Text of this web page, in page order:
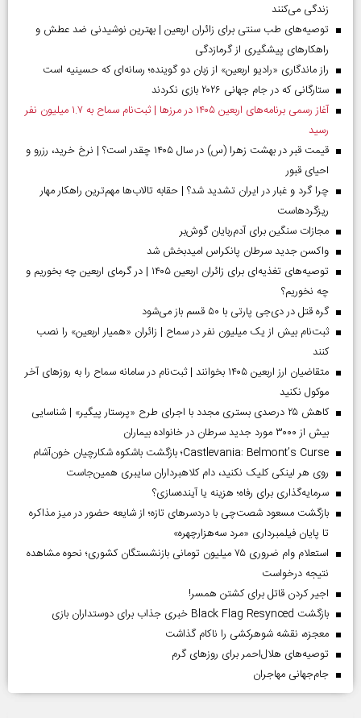
زندگی می‌کنند
توصیه‌های طب سنتی برای زائران اربعین | بهترین نوشیدنی ضد عطش و
راهکارهای پیشگیری از گرمازدگی
راز ماندگاری «رادیو اربعین» از زبان دو گوینده؛ رسانه‌ای که حسینیه است
ستارگانی که در جام جهانی ۲۰۲۶ بازی نکردند
آغاز رسمی برنامه‌های اربعین ۱۴۰۵ در مرز‌ها | ثبت‌نام سماح به ۱.۷ میلیون نفر
رسید
قیمت قبر در بهشت زهرا (س) در سال ۱۴۰۵ چقدر است؟ | نرخ خرید، رزرو و
احیای قبور
چرا گرد و غبار در ایران تشدید شد؟ | حقابه تالاب‌ها مهم‌ترین راهکار مهار
ریزگردهاست
مجازات سنگین برای آدم‌ربایان گوش‌بر
واکسن جدید سرطان پانکراس امیدبخش شد
توصیه‌های تغذیه‌ای برای زائران اربعین ۱۴۰۵ | در گرمای اربعین چه بخوریم و
چه نخوریم؟
گره قتل در دی‌جی پارتی با ۵۰ قسم باز می‌شود
ثبت‌نام بیش از یک میلیون نفر در سماح | زائران «همیار اربعین» را نصب
کنند
متقاضیان ارز اربعین ۱۴۰۵ بخوانند | ثبت‌نام در سامانه سماح را به روز‌های آخر
موکول نکنید
کاهش ۲۵ درصدی بستری مجدد با اجرای طرح «پرستار پیگیر» | شناسایی
بیش از ۳۰۰۰ مورد جدید سرطان در خانواده بیماران
Castlevania: Belmont’s Curse؛ بازگشت باشکوه شکارچیان خون‌آشام
روی هر لینکی کلیک نکنید، دام کلاهبرداران سایبری همین‌جاست
سرمایه‌گذاری برای رفاه؛ هزینه یا آینده‌سازی؟
بازگشت مسعود شصت‌چی با دردسر‌های تازه؛ از شایعه حضور در میز مذاکره
تا پایان فیلمبرداری «مرد سه‌هزارچهره»
استعلام وام ضروری ۷۵ میلیون تومانی بازنشستگان کشوری؛ نحوه مشاهده
نتیجه درخواست
اجیر کردن قاتل برای کشتن همسر!
بازگشت Black Flag Resynced خبری جذاب برای دوستداران بازی
معجزه، نقشه شوهرکشی را ناکام گذاشت
توصیه‌های هلال‌احمر برای روز‌های گرم
جام‌جهانی مهاجران